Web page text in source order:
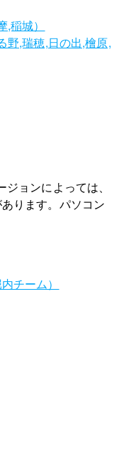
稲城）
野,瑞穂,日の出,檜原,
ョンによっては、
ります。パソコン
チーム）